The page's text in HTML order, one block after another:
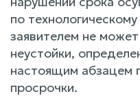
по
заявителем не
неустойки,
настоящим абзацем
просрочки.